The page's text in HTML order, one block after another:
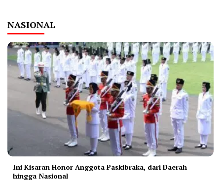
NASIONAL
Ini Kisaran Honor Anggota Paskibraka, dari Daerah
hingga Nasional